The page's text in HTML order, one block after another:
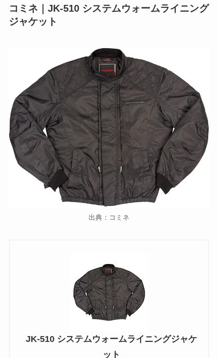
コミネ｜JK-510 システムウォームライニング
ジャケット
出典：コミネ
JK-510 システムウォームライニングジャケ
ット